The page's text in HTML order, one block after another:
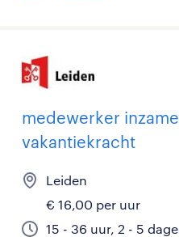
medewerker
vakantiekracht
Leiden
€ 16,00 per uur
15 - 36 uur, 2 - 5